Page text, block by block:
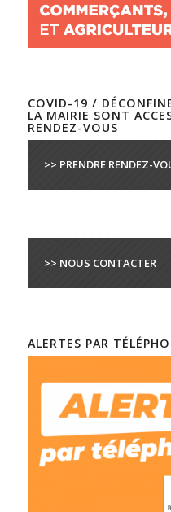
COVID-19 /
LA MAIRIE SONT
RENDEZ-VOUS
>> PRENDRE RENDEZ-
>> NOUS CONTACTER
ALERTES PAR